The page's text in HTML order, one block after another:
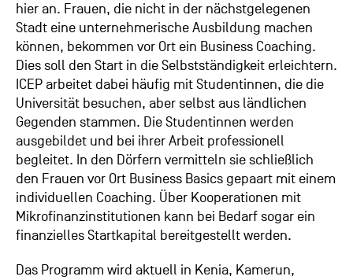
hier an. Frauen, die nicht in der nächstgelegenen
Stadt eine unternehmerische Ausbildung machen
können, bekommen vor Ort ein Business Coaching.
Dies soll den Start in die Selbstständigkeit erleichtern.
ICEP arbeitet dabei häufig mit Studentinnen, die die
Universität besuchen, aber selbst aus ländlichen
Gegenden stammen. Die Studentinnen werden
ausgebildet und bei ihrer Arbeit professionell
begleitet. In den Dörfern vermitteln sie schließlich
den Frauen vor Ort Business Basics gepaart mit einem
individuellen Coaching. Über Kooperationen mit
Mikrofinanzinstitutionen kann bei Bedarf sogar ein
finanzielles Startkapital bereitgestellt werden.
Das Programm wird aktuell in Kenia, Kamerun,